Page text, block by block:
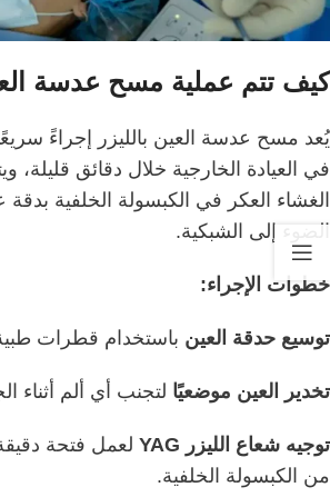
كيف تتم عملية مسح عدسة
يُعد مسح عدسة العين بالليزر إجراءً
في العيادة الخارجية خلال دقائق قليلة،
الغشاء العكر في الكبسولة الخلفية بدقة
الضوء إلى الشبكية.
خطوات الإجراء:
توسيع حدقة العين باستخدام قطرات
تخدير العين موضعيًا لتجنب أي ألم أثناء
توجيه شعاع الليزر YAG
لعمل فتحة
من الكبسولة الخلفية.